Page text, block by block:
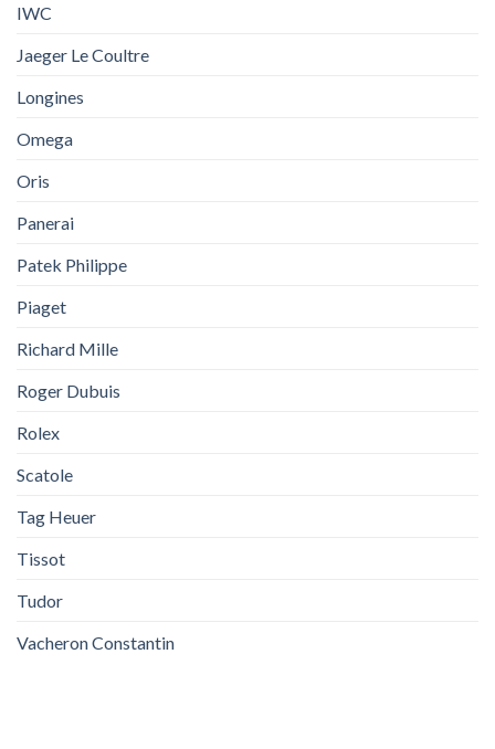
IWC
Jaeger Le Coultre
Longines
Omega
Oris
Panerai
Patek Philippe
Piaget
Richard Mille
Roger Dubuis
Rolex
Scatole
Tag Heuer
Tissot
Tudor
Vacheron Constantin